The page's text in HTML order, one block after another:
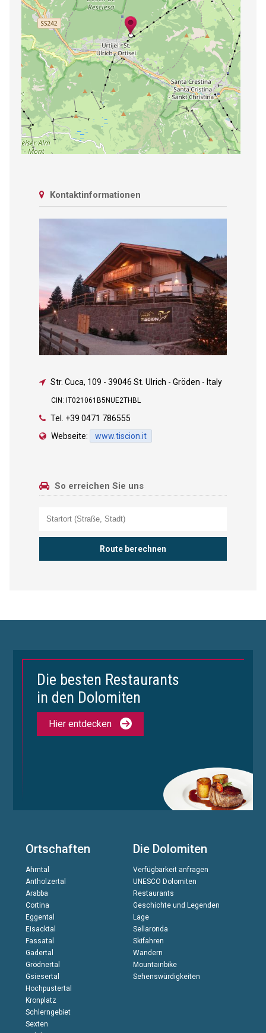
Kontaktinformationen
Str. Cuca, 109 - 39046 St. Ulrich - Gröden - Italy
CIN: IT021061B5NUE2THBL
Tel. +39 0471 786555
Webseite:
www.tiscion.it
So erreichen Sie uns
Die besten Restaurants
in den Dolomiten
Hier entdecken
Ortschaften
Ahrntal
Antholzertal
Arabba
Cortina
Eggental
Eisacktal
Fassatal
Gadertal
Grödnertal
Gsiesertal
Hochpustertal
Kronplatz
Schlerngebiet
Sexten
Die Dolomiten
Verfügbarkeit anfragen
UNESCO Dolomiten
Restaurants
Geschichte und Legenden
Lage
Sellaronda
Skifahren
Wandern
Mountainbike
Sehenswürdigkeiten